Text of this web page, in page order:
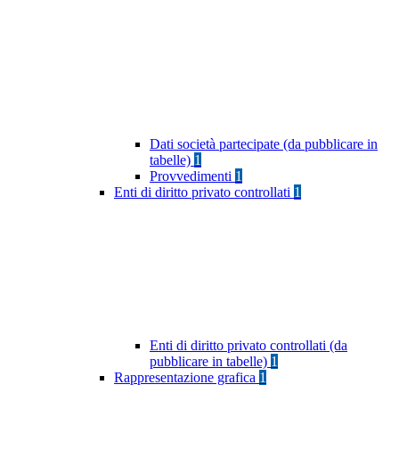
Dati società partecipate (da pubblicare in
tabelle) 1
Provvedimenti 1
Enti di diritto privato controllati 1
Enti di diritto privato controllati (da
pubblicare in tabelle) 1
Rappresentazione grafica 1